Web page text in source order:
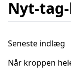
Nyt-
Seneste indlæg
Når kroppen